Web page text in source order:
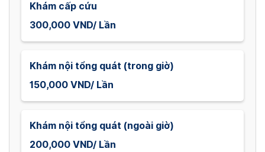
Khám cấp cứu
300,000 VND/ Lần
Khám nội tổng quát (trong giờ)
150,000 VND/ Lần
Khám nội tổng quát (ngoài giờ)
200,000 VND/ Lần